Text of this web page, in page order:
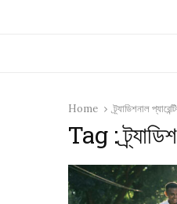
Home ট্র্যাডিশনাল
Tag :